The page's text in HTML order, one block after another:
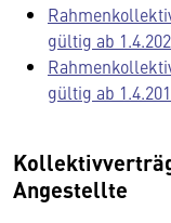
gültig ab
gültig ab
Angestellte